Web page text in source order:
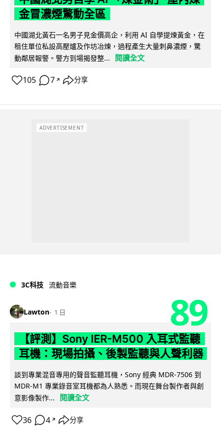
金冒濃煙驚動全區
中國湖北黃石一名男子見金價高企，利用 AI 自學提煉黃金，在
租住單位私設高壓爐及作坊冶煉，過程產生大量刺鼻濃煙，驚
動鄰居報警。警方到場揭發整...
閱讀全文
105 7 ↗ 分享
ADVERTISEMENT
3C科技 流動音樂
Lawton 1 日 89
【評測】Sony IER-M500 入耳式監聽
耳機：現場拍攝、後製監聽與人聲利器
談到專業混音專用的聲音監聽耳機，Sony 經典 MDR-7506 到
MDR-M1 專業錄音室耳機都為人熟悉。而現在舞台製作者與創
意影像製作...
閱讀全文
36 4 ↗ 分享